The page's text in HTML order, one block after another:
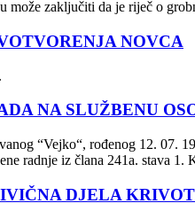
zaključiti da je riječ o
NOVCA
NA SLUŽBENU
“Vejko“, rođenog 12. 07.
radnje iz člana 241a. stava
DJELA